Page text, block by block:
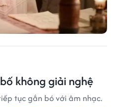
không giải nghệ
tục gắn bó với âm nhạc.